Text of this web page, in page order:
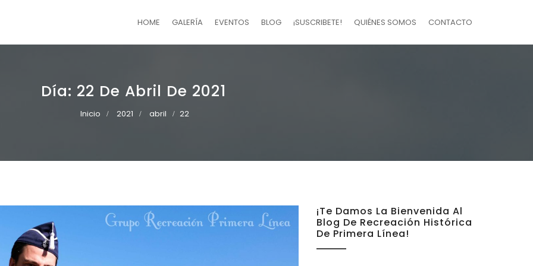
HOME GALERÍA EVENTOS BLOG ¡SUSCRIBETE! QUIÉNES SOMOS CONTACTO
Día: 22 De Abril De 2021
Inicio 2021 abril 22
¡Te Damos La Bienvenida Al
Blog De Recreación Histórica
De Primera Línea!